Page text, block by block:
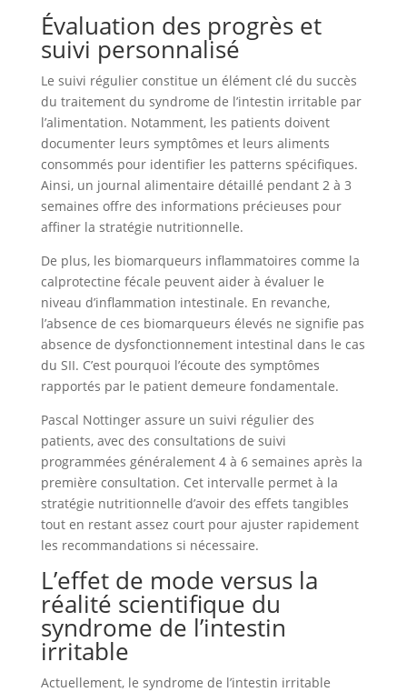
Évaluation des progrès et
suivi personnalisé
Le suivi régulier constitue un élément clé du succès
du traitement du syndrome de l’intestin irritable par
l’alimentation. Notamment, les patients doivent
documenter leurs symptômes et leurs aliments
consommés pour identifier les patterns spécifiques.
Ainsi, un journal alimentaire détaillé pendant 2 à 3
semaines offre des informations précieuses pour
affiner la stratégie nutritionnelle.
De plus, les biomarqueurs inflammatoires comme la
calprotectine fécale peuvent aider à évaluer le
niveau d’inflammation intestinale. En revanche,
l’absence de ces biomarqueurs élevés ne signifie pas
absence de dysfonctionnement intestinal dans le cas
du SII. C’est pourquoi l’écoute des symptômes
rapportés par le patient demeure fondamentale.
Pascal Nottinger assure un suivi régulier des
patients, avec des consultations de suivi
programmées généralement 4 à 6 semaines après la
première consultation. Cet intervalle permet à la
stratégie nutritionnelle d’avoir des effets tangibles
tout en restant assez court pour ajuster rapidement
les recommandations si nécessaire.
L’effet de mode versus la
réalité scientifique du
syndrome de l’intestin
irritable
Actuellement, le syndrome de l’intestin irritable